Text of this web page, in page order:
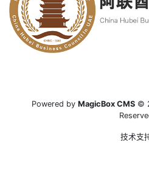
Powered by MagicBox CMS ©
技术支